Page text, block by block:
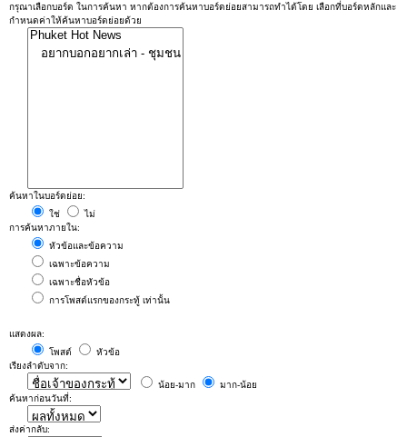
กรุณาเลือกบอร์ด ในการค้นหา หากต้องการค้นหาบอร์ดย่อยสามารถทำได้โดย เลือกที่บอร์ดหลักและ
กำหนดค่าให้ค้นหาบอร์ดย่อยด้วย
ค้นหาในบอร์ดย่อย:
ใช่
ไม่
การค้นหาภายใน:
หัวข้อและข้อความ
เฉพาะข้อความ
เฉพาะชื่อหัวข้อ
การโพสต์แรกของกระทู้ เท่านั้น
แสดงผล:
โพสต์
หัวข้อ
เรียงลำดับจาก:
น้อย-มาก
มาก-น้อย
ค้นหาก่อนวันที่:
ส่งค่ากลับ: